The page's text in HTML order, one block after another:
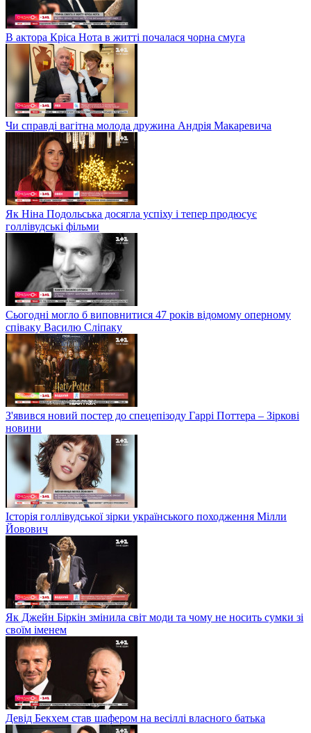
В актора Кріса Нота в житті почалася чорна смуга
Чи справді вагітна молода дружина Андрія Макаревича
Як Ніна Подольська досягла успіху і тепер продюсує
голлівудські фільми
Сьогодні могло б виповнитися 47 років відомому оперному
співаку Василю Сліпаку
З'явився новий постер до спецепізоду Гаррі Поттера – Зіркові
новини
Історія голлівудської зірки українського походження Мілли
Йовович
Як Джейн Біркін змінила світ моди та чому не носить сумки зі
своїм іменем
Девід Бекхем став шафером на весіллі власного батька